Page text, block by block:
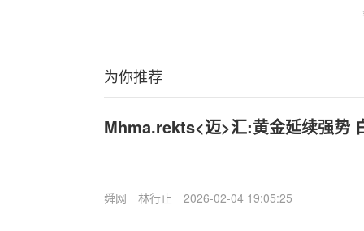
为你推荐
Mhma.rekts<迈>汇:黄金延续强势
舜网 林行止 2026-02-04 19:05:25